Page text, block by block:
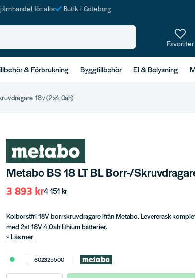
för alla Butik i Göteborg
& Förbrukning Byggtillbehör El & Belysning
18v (2x4,0ah)
Metabo BS 18 LT BL Borr-/
4 151 kr
3 893 kr
Kolborstfri 18V borrskruvdragare ifrån Metabo. Levererask
med 2st 18V 4,0ah lithium batterier.
Läs mer
602325500